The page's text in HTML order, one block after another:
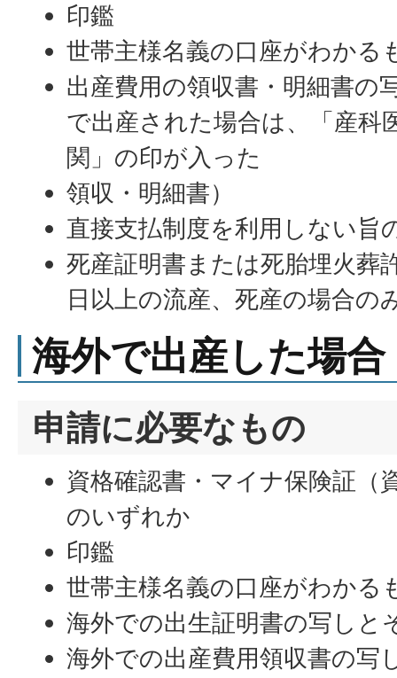
印鑑
世帯主様名義の口座がわかる
出産費用の領収書・明細書の
で出産された場合は、「産科
関」の印が入った
領収・明細書）
直接支払制度を利用しない旨
死産証明書または死胎埋火葬
日以上の流産、死産の場合の
海外で出産した場合
申請に必要なもの
資格確認書・マイナ保険証（
のいずれか
印鑑
世帯主様名義の口座がわかる
海外での出生証明書の写しと
海外での出産費用領収書の写